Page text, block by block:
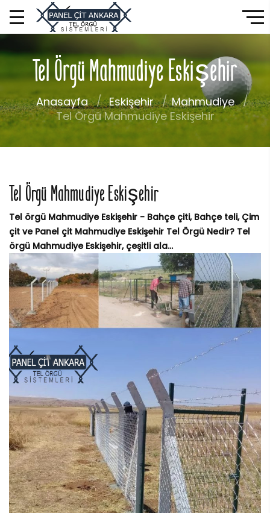
Tel Örgü Mahmudiye Eskişehir
Anasayfa Eskişehir
Mahmudiye
Tel Örgü Mahmudiye Eskişehir
Tel Örgü Mahmudiye Eskişehir
Tel örgü Mahmudiye Eskişehir - Bahçe çiti, Bahçe teli, Çim
çit ve Panel çit Mahmudiye Eskişehir Tel Örgü Nedir? Tel
örgü Mahmudiye Eskişehir, çeşitli ala...